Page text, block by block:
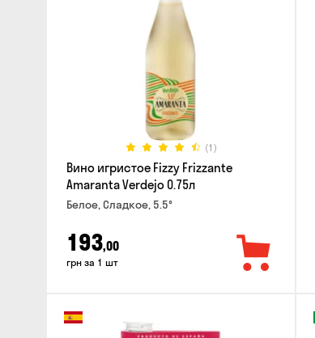
(1)
Вино игристое Fizzy Frizzante
Amaranta Verdejo 0.75л
Белое, Сладкое, 5.5°
193,00
грн за 1 шт